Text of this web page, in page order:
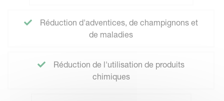
Réduction d'adventices, de champignons et
de maladies
Réduction de l'utilisation de produits
chimiques